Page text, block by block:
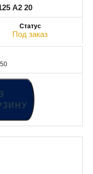
A2 20
Под заказ
В